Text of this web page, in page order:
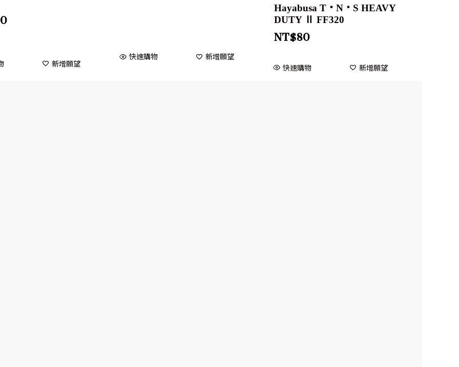
新增願望
快速購物 新增願望
Hayabusa T・N・S HEAVY
DUTY Ⅱ FF320
NT$80
快速購物 新增願望